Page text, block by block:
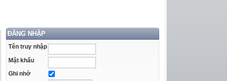
ĐĂNG NHẬP
Tên truy nhập
Mật khẩu
Ghi nhớ